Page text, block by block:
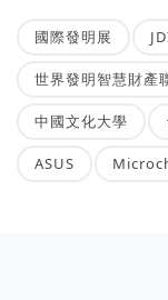
國際發明展
世界發明智慧財產
中國文化大學
ASUS